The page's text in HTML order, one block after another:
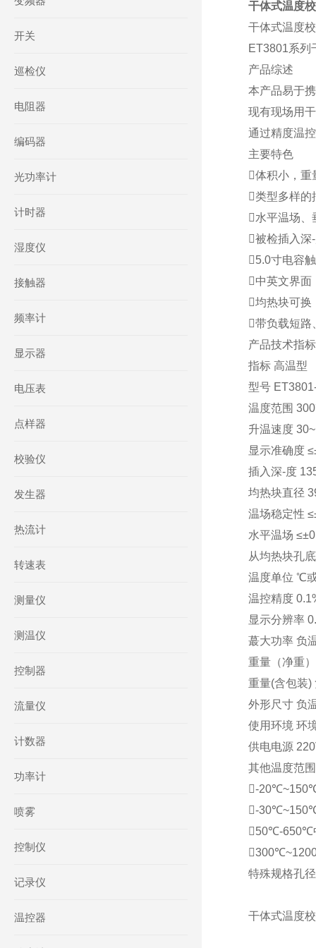
开关
巡检仪
电阻器
编码器
光功率计
计时器
湿度仪
接触器
频率计
显示器
电压表
点样器
校验仪
发生器
热流计
转速表
测量仪
测温仪
控制器
流量仪
计数器
功率计
喷雾
控制仪
记录仪
温控器
干体式温度
干体式温度
ET3801系列
产品综述
本产品易于
现有现场用
通过精度温
主要特色
体积小，重
类型多样的
水平温场、
被检插入深
5.0寸电容
中英文界面
均热块可换
带负载短路
产品技术指标
指标 高温型
型号
温度范围
升温速度
显示准确度
插入深-度
均热块直径
温场稳定性
水平温场
从均热块孔
温度单位 ℃
温控精度
显示分辨率
蕞大功率 负
重量（净重
重量(含包装)
外形尺寸 负
使用环境 环
供电电源
其他温度范
-20℃~150℃
-30℃~150℃
50℃-650℃
特殊规格孔
干体式温度